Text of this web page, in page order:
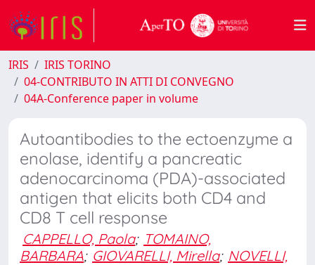
IRIS
IRIS TORINO
04-CONTRIBUTO IN ATTI DI CONVEGNO
04A-Conference paper in volume
Autoantibodies to the ectoenzyme a
enolase, identify a pancreatic
adenocarcinoma (PDA)-associated
antigen that elicits both CD4 and
CD8 T cell response
CAPPELLO, Paola; TOMAINO,
BARBARA; GIOVARELLI, Mirella; NOVELLI,